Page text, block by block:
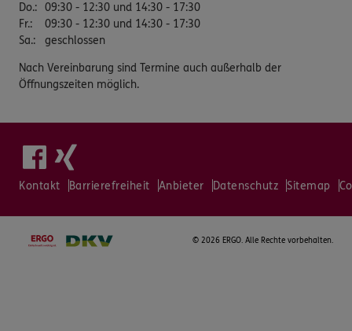
Do.: 09:30 - 12:30 und 14:30 - 17:30
Fr.:
09:30 - 12:30 und 14:30 - 17:30
Sa.: geschlossen
Nach Vereinbarung sind Termine auch außerhalb der
Öffnungszeiten möglich.
Kontakt Barrierefreiheit Anbieter Datenschutz Sitemap
© 2026 ERGO. Alle Rechte vorbehalten.